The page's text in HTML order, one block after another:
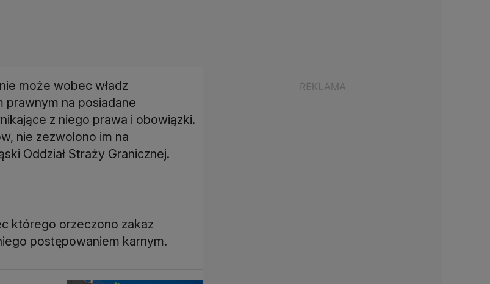
może wobec władz
prawnym na posiadane
z niego prawa i obowiązki.
nie zezwolono im na
Oddział Straży Granicznej.
którego orzeczono zakaz
postępowaniem karnym.